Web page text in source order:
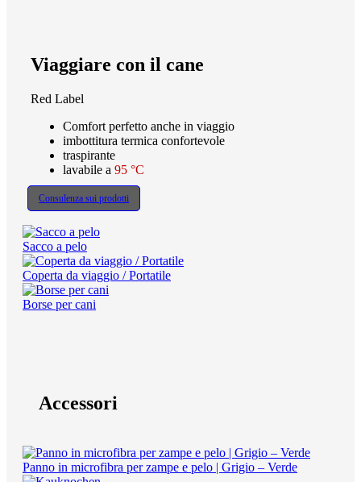
Viaggiare con il cane
Red Label
Comfort perfetto anche in viaggio
imbottitura termica confortevole
traspirante
lavabile a 95 °C
Consulenza sui prodotti
Sacco a pelo
Coperta da viaggio / Portatile
Borse per cani
Accessori
Panno in microfibra per zampe e pelo | Grigio – Verde